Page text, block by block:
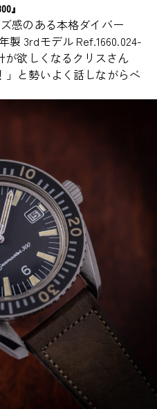
』
感のある本格ダイバー
製 3rdモデル Ref.1660.024-
が欲しくなるクリスさん
」と勢いよく話しながらベ